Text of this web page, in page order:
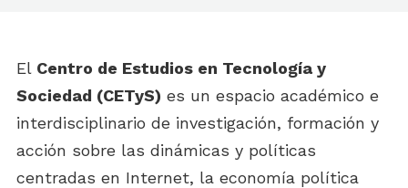
El Centro de Estudios en Tecnología y
Sociedad (CETyS) es un espacio académico e
interdisciplinario de investigación, formación y
acción sobre las dinámicas y políticas
centradas en Internet, la economía política